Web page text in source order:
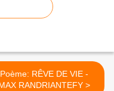
Poème: RÊVE DE VIE -
MAX RANDRIANTEFY >